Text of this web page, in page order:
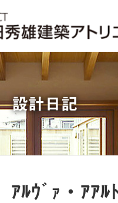
設計日記
ﾙｳﾞｧ・ｱｱﾙ